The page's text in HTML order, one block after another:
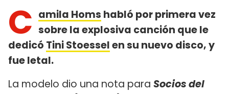
C amila Homs habló por primera vez
sobre la explosiva canción que le
dedicó Tini Stoesselen su nuevo disco, y
fue letal.
La modelo dio una nota para Socios del